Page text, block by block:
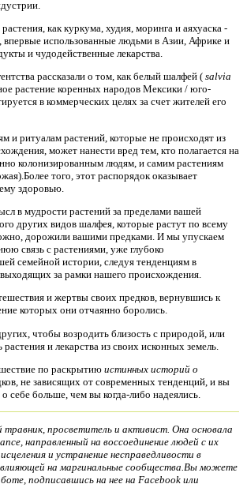
как куркума, худия, моринга и аяхуаска -
впервые использованные людьми в Азии, Африке и
и чудодейственные лекарства.
рассказали о том, как белый шалфей ( salvia
растение коренных народов Мексики / юго-
в коммерческих целях за счет жителей его
и ритуалам растений, которые не происходят из
может нанести вред тем, кто полагается на
колонизированным людям, и самим растениям
того, этот распорядок оказывает
здоровью.
в мудрости растений за пределами вашей
других видов шалфея, которые растут по всему
дорожили вашими предками. И мы упускаем
связь с растениями, уже глубоко
семейной истории, следуя тенденциям в
за рамки нашего происхождения.
и жертвы своих предков, вернувшись к
которых они отчаянно боролись.
чтобы возродить близость с природой, или
и лекарства из своих исконных земель.
по раскрытию истинных историй о
не зависящих от современных тенденций, и вы
себе больше, чем вы когда-либо надеялись.
просветитель и активист. Она основала
направленный на воссоединение людей с их
и устранение несправедливости в
на маргинальные сообщества.Вы можете
подписавшись на нее на Facebook или